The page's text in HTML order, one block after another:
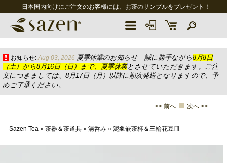
日本国内向けにご注文のお客様には、お茶のサンプルをプレゼント！
お知らせ: Aug 03, 2026 夏季休業のお知らせ 誠に勝手ながら8月8日
（土）から8月16日（日）まで、夏季休業とさせていただきます。ご注
文につきましては、8月17日（月）以降に順次発送となりますので、予
めご了承ください。
<< 前へ 次へ >>
Sazen Tea» 茶器＆茶道具» 湯呑み» 泥象嵌茶杯＆三輪花豆皿